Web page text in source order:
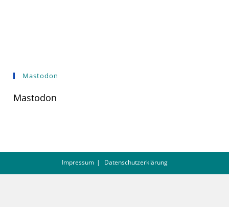
Mastodon
Mastodon
Impressum Datenschutzerklärung